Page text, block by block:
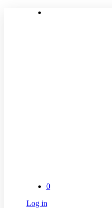
0
Log in